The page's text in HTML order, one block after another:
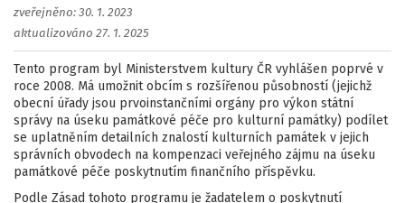
zveřejněno: 30. 1. 2023
aktualizováno 27. 1. 2025
Tento program byl Ministerstvem kultury ČR vyhlášen poprvé v
roce 2008. Má umožnit obcím s rozšířenou působností (jejichž
obecní úřady jsou prvoinstančními orgány pro výkon státní
správy na úseku památkové péče pro kulturní památky) podílet
se uplatněním detailních znalostí kulturních památek v jejich
správních obvodech na kompenzaci veřejného zájmu na úseku
památkové péče poskytnutím finančního příspěvku.
Podle Zásad tohoto programu je žadatelem o poskytnutí